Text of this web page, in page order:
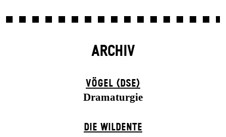
ARCHIV
VÖGEL (DSE)
Dramaturgie
DIE WILDENTE